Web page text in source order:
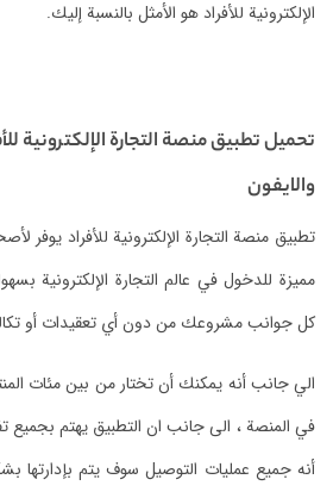
الإلكترونية للأفراد هو الأمثل بالنسبة إليك.
تحميل تطبيق منصة التجارة الإلكترونية
والايفون
تطبيق منصة التجارة الإلكترونية للأفراد يوفر
مميزة للدخول في عالم التجارة الإلكترونية
كل جوانب مشروعك من دون أي تعقيدات أو
الي جانب أنه يمكنك أن تختار من بين مئات
في المنصة ، الى جانب ان التطبيق يهتم بجميع
أنه جميع عمليات التوصيل سوف يتم بإدارتها